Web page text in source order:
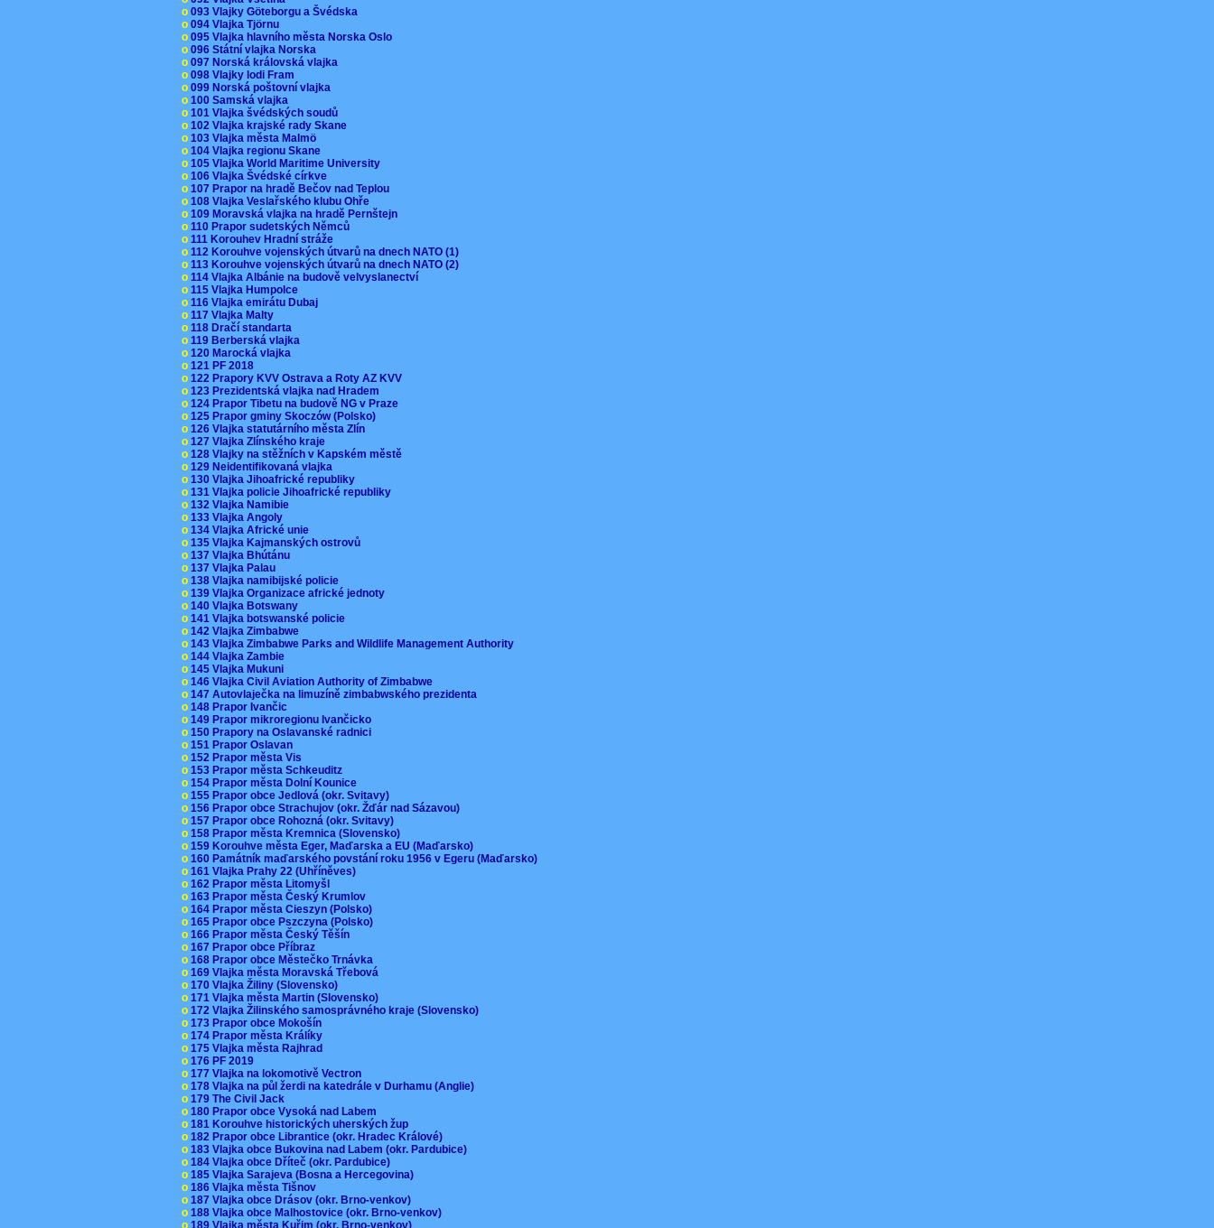
o 093 Vlajky Göteborgu a Švédska
o 094 Vlajka Tjörnu
o 095 Vlajka hlavního města Norska Oslo
o 096 Státní vlajka Norska
o 097 Norská královská vlajka
o 098 Vlajky lodi Fram
o 099 Norská poštovní vlajka
o 100 Samská vlajka
o 101 Vlajka švédských soudů
o 102 Vlajka krajské rady Skane
o 103 Vlajka města Malmö
o 104 Vlajka regionu Skane
o 105 Vlajka World Maritime University
o 106 Vlajka Švédské církve
o 107 Prapor na hradě Bečov nad Teplou
o 108 Vlajka Veslařského klubu Ohře
o 109 Moravská vlajka na hradě Pernštejn
o 110 Prapor sudetských Němců
o 111 Korouhev Hradní stráže
o 112 Korouhve vojenských útvarů na dnech NATO (1)
o 113 Korouhve vojenských útvarů na dnech NATO (2)
o 114 Vlajka Albánie na budově velvyslanectví
o 115 Vlajka Humpolce
o 116 Vlajka emirátu Dubaj
o 117 Vlajka Malty
o 118 Dračí standarta
o 119 Berberská vlajka
o 120 Marocká vlajka
o 121 PF 2018
o 122 Prapory KVV Ostrava a Roty AZ KVV
o 123 Prezidentská vlajka nad Hradem
o 124 Prapor Tibetu na budově NG v Praze
o 125 Prapor gminy Skoczów (Polsko)
o 126 Vlajka statutárního města Zlín
o 127 Vlajka Zlínského kraje
o 128 Vlajky na stěžních v Kapském městě
o 129 Neidentifikovaná vlajka
o 130 Vlajka Jihoafrické republiky
o 131 Vlajka policie Jihoafrické republiky
o 132 Vlajka Namibie
o 133 Vlajka Angoly
o 134 Vlajka Africké unie
o 135 Vlajka Kajmanských ostrovů
o 137 Vlajka Bhútánu
o 137 Vlajka Palau
o 138 Vlajka namibijské policie
o 139 Vlajka Organizace africké jednoty
o 140 Vlajka Botswany
o 141 Vlajka botswanské policie
o 142 Vlajka Zimbabwe
o 143 Vlajka Zimbabwe Parks and Wildlife Management Authority
o 144 Vlajka Zambie
o 145 Vlajka Mukuni
o 146 Vlajka Civil Aviation Authority of Zimbabwe
o 147 Autovlaječka na limuzíně zimbabwského prezidenta
o 148 Prapor Ivančic
o 149 Prapor mikroregionu Ivančicko
o 150 Prapory na Oslavanské radnici
o 151 Prapor Oslavan
o 152 Prapor města Vis
o 153 Prapor města Schkeuditz
o 154 Prapor města Dolní Kounice
o 155 Prapor obce Jedlová (okr. Svitavy)
o 156 Prapor obce Strachujov (okr. Žďár nad Sázavou)
o 157 Prapor obce Rohozná (okr. Svitavy)
o 158 Prapor města Kremnica (Slovensko)
o 159 Korouhve města Eger, Maďarska a EU (Maďarsko)
o 160 Památník maďarského povstání roku 1956 v Egeru (Maďarsko)
o 161 Vlajka Prahy 22 (Uhříněves)
o 162 Prapor města Litomyšl
o 163 Prapor města Český Krumlov
o 164 Prapor města Cieszyn (Polsko)
o 165 Prapor obce Pszczyna (Polsko)
o 166 Prapor města Český Těšín
o 167 Prapor obce Příbraz
o 168 Prapor obce Městečko Trnávka
o 169 Vlajka města Moravská Třebová
o 170 Vlajka Žiliny (Slovensko)
o 171 Vlajka města Martin (Slovensko)
o 172 Vlajka Žilinského samosprávného kraje (Slovensko)
o 173 Prapor obce Mokošín
o 174 Prapor města Králíky
o 175 Vlajka města Rajhrad
o 176 PF 2019
o 177 Vlajka na lokomotivě Vectron
o 178 Vlajka na půl žerdi na katedrále v Durhamu (Anglie)
o 179 The Civil Jack
o 180 Prapor obce Vysoká nad Labem
o 181 Korouhve historických uherských žup
o 182 Prapor obce Librantice (okr. Hradec Králové)
o 183 Vlajka obce Bukovina nad Labem (okr. Pardubice)
o 184 Vlajka obce Dříteč (okr. Pardubice)
o 185 Vlajka Sarajeva (Bosna a Hercegovina)
o 186 Vlajka města Tišnov
o 187 Vlajka obce Drásov (okr. Brno-venkov)
o 188 Vlajka obce Malhostovice (okr. Brno-venkov)
o 189 Vlajka města Kuřim (okr. Brno-venkov)